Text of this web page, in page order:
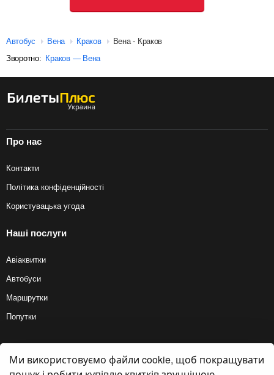
Автобус Вена Краков
Вена - Краков
Зворотно: Краков — Вена
Про нас
Контакти
Політика конфіденційності
Користувацька угода
Наші послуги
Авіаквитки
Автобуси
Маршрутки
Попутки
© 2012 — 2026, Biletyplus, ООО «Инновэйтив Трэвел Текнолоджиз». Усі
права захищені. Купівля квитків на автобус здійснюється користувачем
Ми використовуємо файли cookie, щоб покращувати